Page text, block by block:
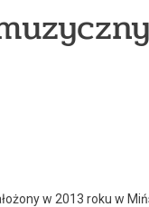
w 2013 roku w